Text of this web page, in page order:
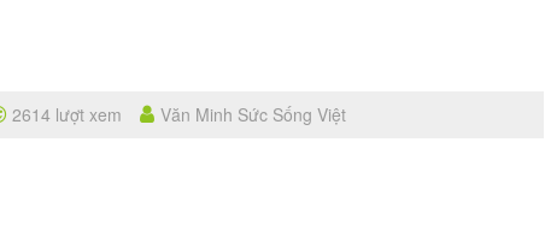
2614 lượt xem Văn Minh Sức Sống Việt